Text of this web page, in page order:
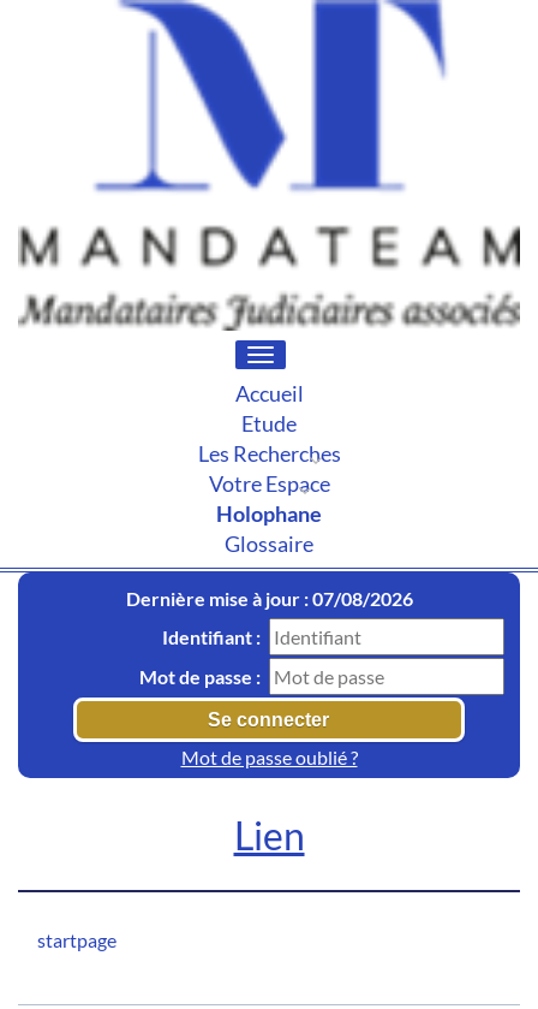
Toggle
navigation
Accueil
Etude
Les Recherches
Votre Espace
Holophane
Glossaire
Dernière mise à jour : 07/08/2026
Identifiant :
Mot de passe :
Mot de passe oublié ?
Lien
startpage